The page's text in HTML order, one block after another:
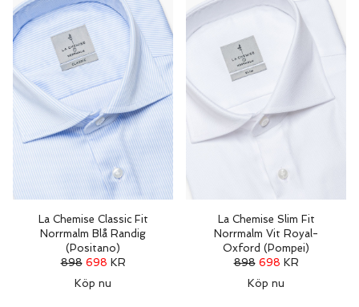
La Chemise Classic Fit
Norrmalm Blå Randig
(Positano)
898 698 KR
Köp nu
La Chemise Slim Fit
Norrmalm Vit Royal-
Oxford (Pompei)
898 698 KR
Köp nu